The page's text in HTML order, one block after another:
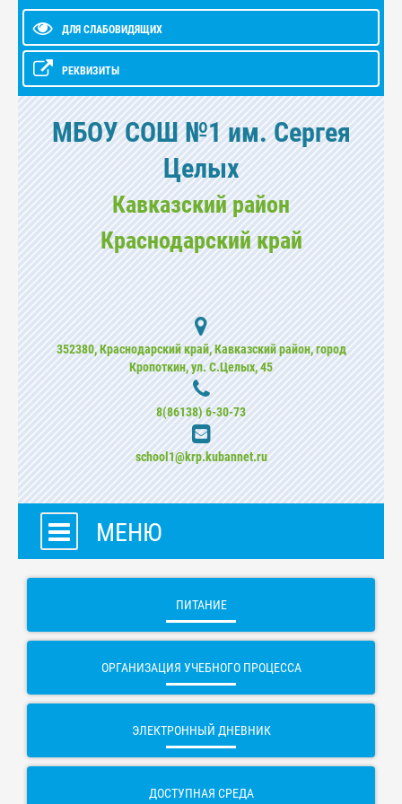
ДЛЯ СЛАБОВИДЯЩИХ
РЕКВИЗИТЫ
МБОУ СОШ №1 им. Сергея
Целых
Кавказский район
Краснодарский край
352380, Краснодарский край, Кавказский район, город
Кропоткин, ул. С.Целых, 45
8(86138) 6-30-73
school1@krp.kubannet.ru
МЕНЮ
ПИТАНИЕ
ОРГАНИЗАЦИЯ УЧЕБНОГО ПРОЦЕССА
ЭЛЕКТРОННЫЙ ДНЕВНИК
ДОСТУПНАЯ СРЕДА